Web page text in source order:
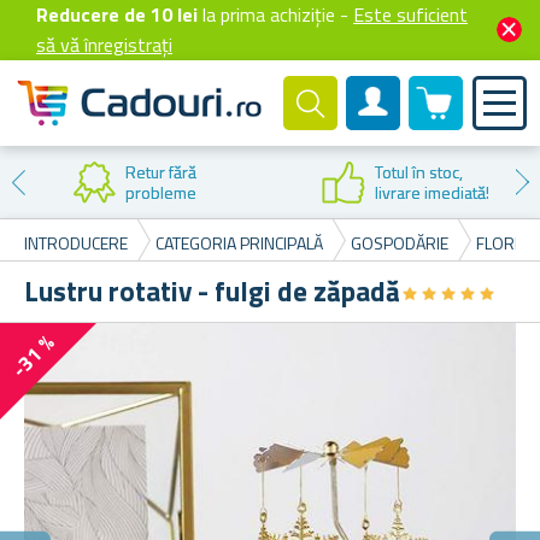
Reducere de 10 leila prima achiziție - Este suficient
să vă înregistrați
Cont client
0 produselor
Retur fără
probleme
Totul în stoc,
livrare imediată!
INTRODUCERE
CATEGORIA PRINCIPALĂ GOSPODĂRIE FLORI
Lustru rotativ - fulgi de zăpadă★★★★★
★★★★★
-31 %